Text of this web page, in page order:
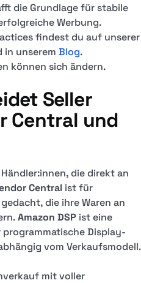
die Grundlage für stabile
Werbung.
findest du auf unserer
in unserem Blog.
können sich ändern.
Seller
Central und
die direkt an
Central ist für
die ihre Waren an
Amazon DSP ist eine
Display-
vom Verkaufsmodell.
mit voller